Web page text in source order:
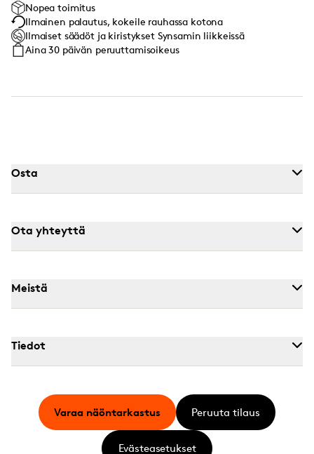
Nopea toimitus
Ilmainen palautus, kokeile rauhassa kotona
Ilmaiset säädöt ja kiristykset Synsamin liikkeissä
Aina 30 päivän peruuttamisoikeus
Osta
Ota yhteyttä
Meistä
Tiedot
Varaa näöntarkastus Peruuta tilaus
Evästeasetukset